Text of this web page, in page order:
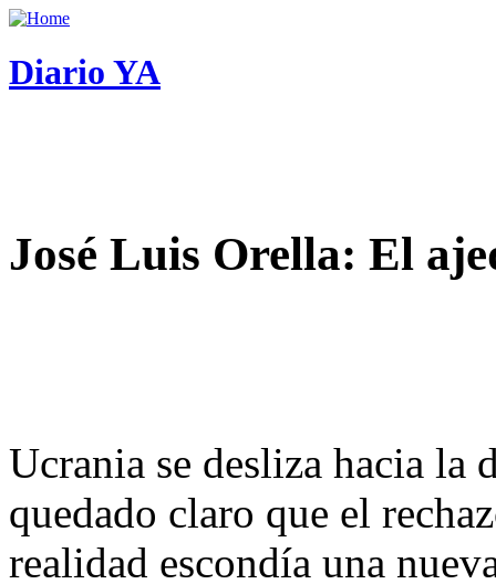
Diario YA
José Luis Orella: El
Ucrania se desliza hacia
quedado claro que el
realidad escondía una